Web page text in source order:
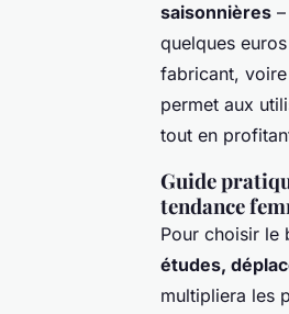
saisonnières
quelques
fabricant, voire
permet aux
tout en
Guide
tendance
Pour choisir le
études,
multipliera les